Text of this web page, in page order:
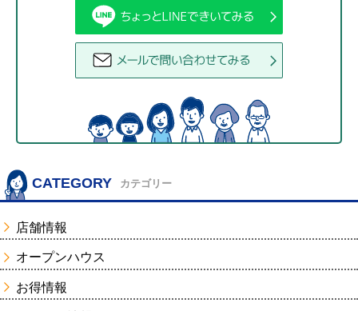
CATEGORY カテゴリー
店舗情報
オープンハウス
お得情報